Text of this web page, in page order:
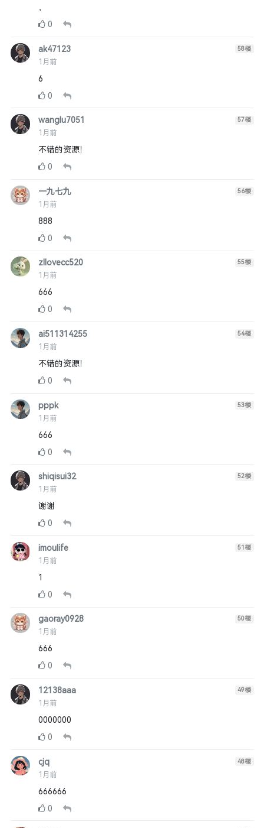
，
0
ak47123
1月前
58楼
6
0
wanglu7051
1月前
57楼
不错的资源！
0
一九七九
1月前
56楼
888
0
zllovecc520
1月前
55楼
666
0
ai511314255
1月前
54楼
不错的资源！
0
pppk
1月前
53楼
666
0
shiqisui32
1月前
52楼
谢谢
0
imoulife
1月前
51楼
1
0
gaoray0928
1月前
50楼
666
0
12138aaa
1月前
49楼
0000000
0
cjq
1月前
48楼
666666
0